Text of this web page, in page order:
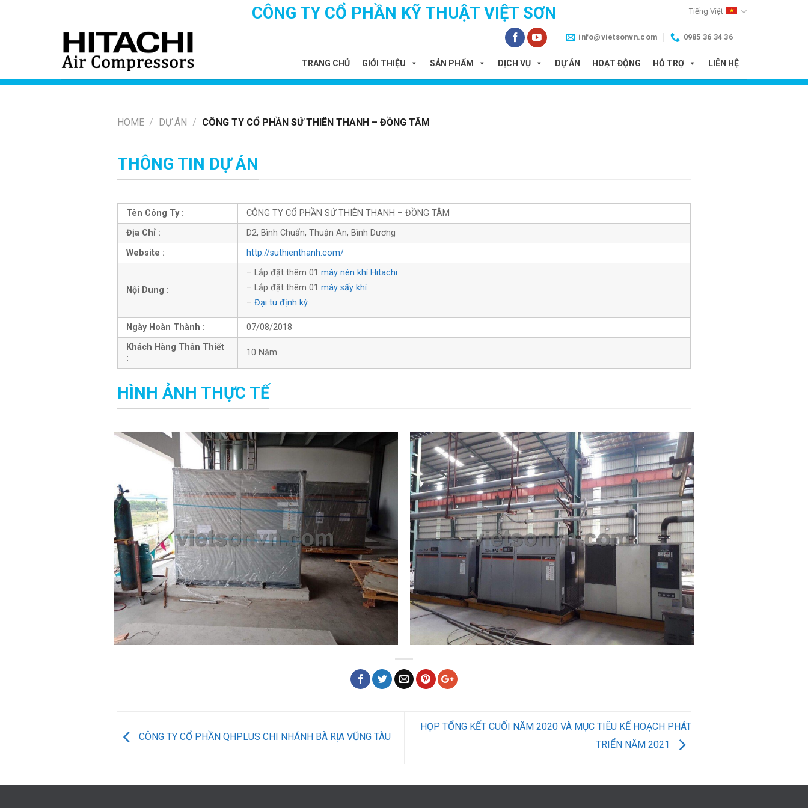
CÔNG TY CỔ PHẦN KỸ THUẬT VIỆT SƠN Tiếng Việt
info@vietsonvn.com 0985 36 34 36
TRANG CHỦ GIỚI THIỆU SẢN PHẨM DỊCH VỤ DỰ ÁN HOẠT ĐỘNG HỖ TRỢ LIÊN HỆ
HOME / DỰ ÁN / CÔNG TY CỔ PHẦN SỨ THIÊN THANH – ĐỒNG TÂM
THÔNG TIN DỰ ÁN
Tên Công Ty :
CÔNG TY CỔ PHẦN SỨ THIÊN THANH – ĐỒNG TÂM
Địa Chỉ :
D2, Bình Chuẩn, Thuận An, Bình Dương
Website :
http://suthienthanh.com/
Nội Dung :
– Lắp đặt thêm 01 máy nén khí Hitachi
– Lắp đặt thêm 01 máy sấy khí
– Đại tu định kỳ
Ngày Hoàn Thành :
07/08/2018
Khách Hàng Thân Thiết
:
10 Năm
HÌNH ẢNH THỰC TẾ
CÔNG TY CỔ PHẦN QHPLUS CHI NHÁNH BÀ RỊA VŨNG TÀU
HỌP TỔNG KẾT CUỐI NĂM 2020 VÀ MỤC TIÊU KẾ HOẠCH PHÁT
TRIỂN NĂM 2021